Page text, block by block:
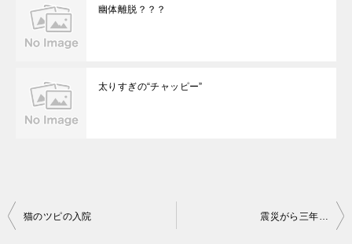
幽体離脱？？？
太りすぎの“チャッピー”
投
猫のツピの入院 震災がら三年…